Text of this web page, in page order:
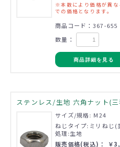
※本数により価格が異な
での価格となります。
商品コード：367-655
数量：
商品詳細を見る
ステンレス/生地 六角ナット(
サイズ/規格: M24
ねじタイプ:ミリねじ
処理:生地
販売価格(税込)： ￥